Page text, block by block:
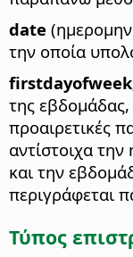
date
την οποία
της
προαιρετικές
αντίστοιχα
και την
περιγράφεται
Τύπος